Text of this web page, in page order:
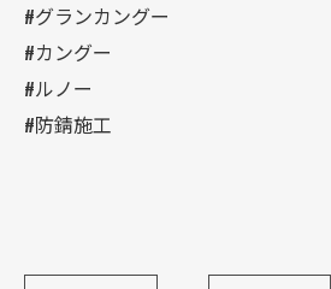
#グランカングー
#カングー
#ルノー
#防錆施工